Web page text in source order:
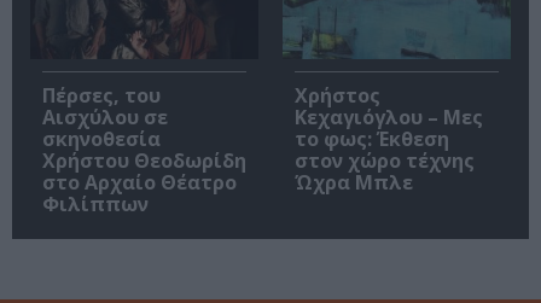
Πέρσες, του
Αισχύλου σε
σκηνοθεσία
Χρήστου Θεοδωρίδη
στο Αρχαίο Θέατρο
Φιλίππων
Χρήστος
Κεχαγιόγλου – Μες
το φως: Έκθεση
στον χώρο τέχνης
Ώχρα Μπλε